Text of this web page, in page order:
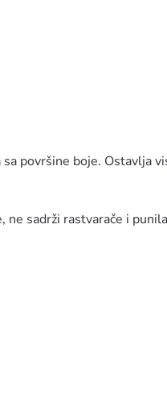
površine boje. Ostavlja
ne sadrži rastvarače i